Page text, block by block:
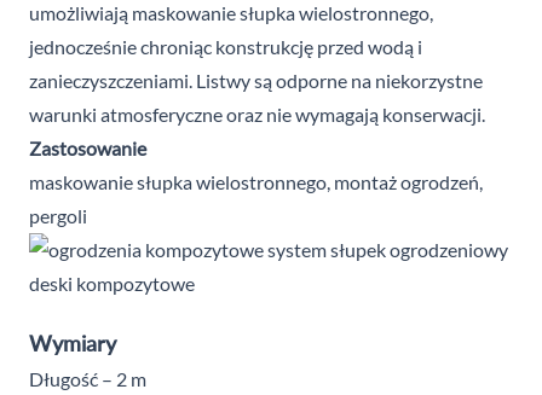
umożliwiają maskowanie słupka wielostronnego,
jednocześnie chroniąc konstrukcję przed wodą i
zanieczyszczeniami. Listwy są odporne na niekorzystne
warunki atmosferyczne oraz nie wymagają konserwacji.
Zastosowanie
maskowanie słupka wielostronnego, montaż ogrodzeń,
pergoli
Wymiary
Długość – 2 m